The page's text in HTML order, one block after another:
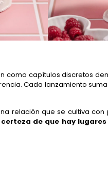
como capítulos discretos
Cada lanzamiento
relación que se cultiva
de que hay